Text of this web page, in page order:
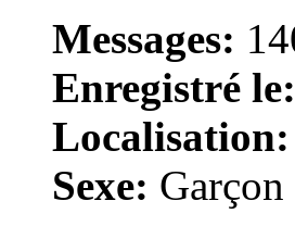
Messages:
Enregistré le:
Localisation:
Sexe: Garçon